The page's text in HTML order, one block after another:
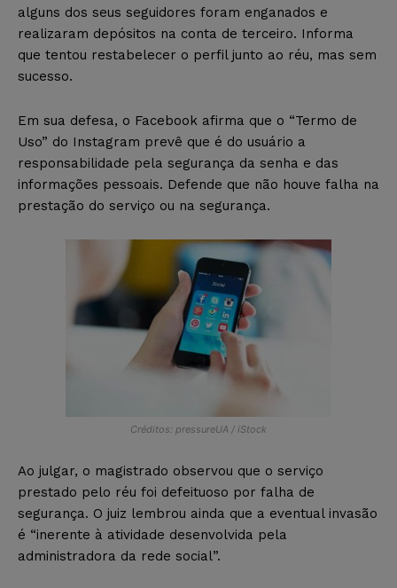
alguns dos seus seguidores foram enganados e
realizaram depósitos na conta de terceiro. Informa
que tentou restabelecer o perfil junto ao réu, mas sem
sucesso.
Em sua defesa, o Facebook afirma que o “Termo de
Uso” do Instagram prevê que é do usuário a
responsabilidade pela segurança da senha e das
informações pessoais. Defende que não houve falha na
prestação do serviço ou na segurança.
Créditos: pressureUA / iStock
Ao julgar, o magistrado observou que o serviço
prestado pelo réu foi defeituoso por falha de
segurança. O juiz lembrou ainda que a eventual invasão
é “inerente à atividade desenvolvida pela
administradora da rede social”.